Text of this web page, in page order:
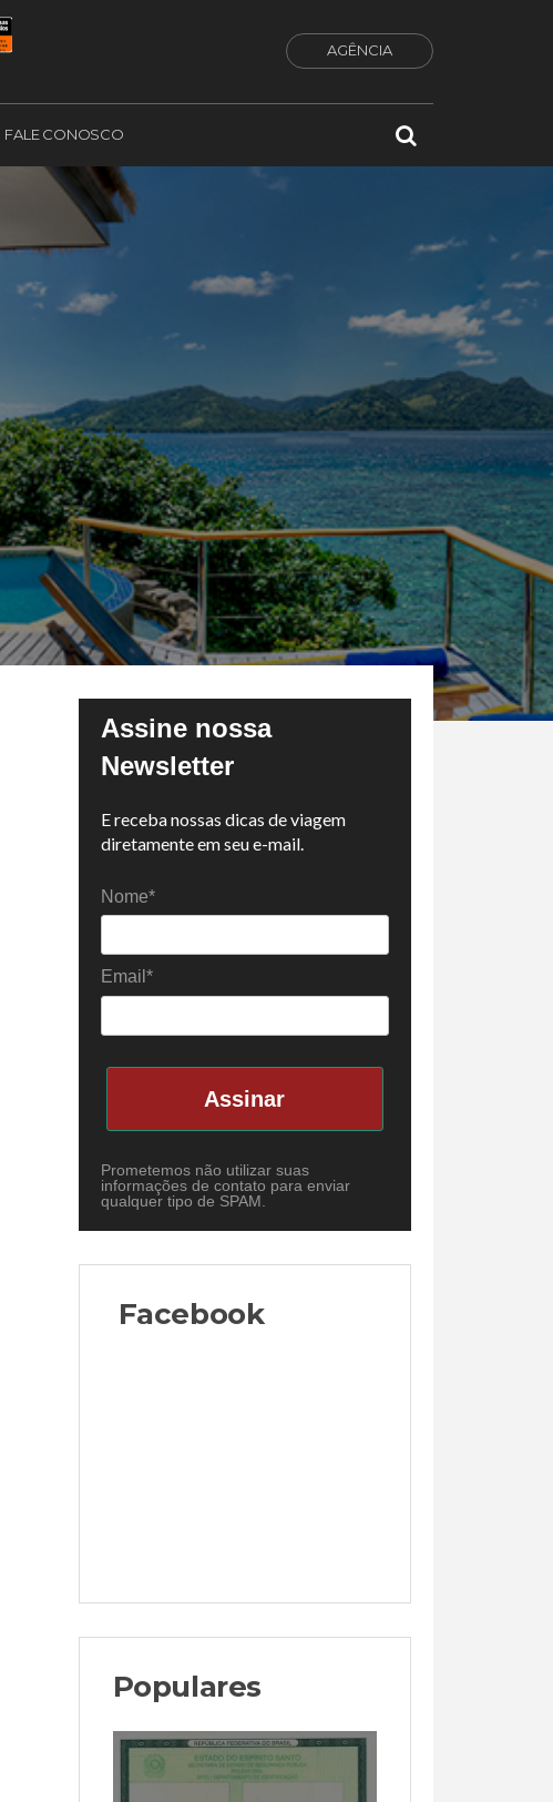
AGÊNCIA
FALE CONOSCO
Assine nossa
Newsletter
E receba nossas dicas de viagem
diretamente em seu e-mail.
Nome*
Email*
Assinar
Prometemos não utilizar suas
informações de contato para enviar
qualquer tipo de SPAM.
Facebook
Populares